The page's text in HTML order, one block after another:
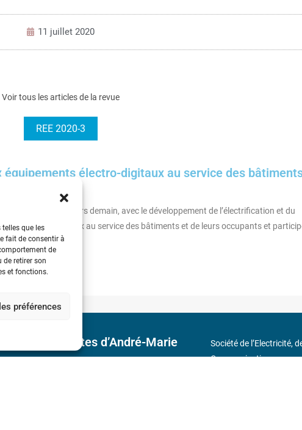
que les
fait de consentir à
de
de retirer son
et fonctions.
préférences
11 juillet 2020
Voir tous les articles de la revue
REE 2020-3
électro-digitaux au service des
sont à l’arrêt. Alors demain, avec le développement de l’électrification et du
électro-digitaux au service des bâtiments et de leurs occupants et
des découvertes d’André-Marie
Société de l’Electricité,
Communication